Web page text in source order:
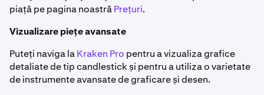
piață pe pagina noastrăPrețuri.
Vizualizare piețe avansate
Puteți naviga laKraken Pro pentru a vizualiza grafice
detaliate de tip candlestick și pentru a utiliza o varietate
de instrumente avansate de graficare și desen.